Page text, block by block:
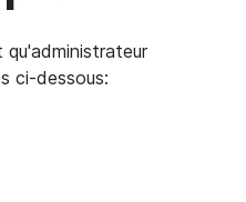
ci-dessous: